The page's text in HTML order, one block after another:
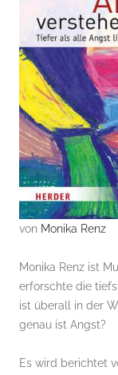
von Monika Renz
Monika Renz ist
erforschte die
ist überall in der
genau ist Angst?
Es wird berichtet